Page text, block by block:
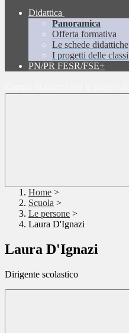
Didattica
Panoramica
Offerta formativa
Le schede didattiche
I progetti delle classi
PN/PR FESR/FSE+
Home >
Scuola >
Le persone >
Laura D'Ignazi
Laura D'Ignazi
Dirigente scolastico